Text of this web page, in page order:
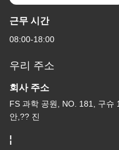
근무 시간
08:00-18:00
우리 주소
회사 주소
FS 과학 공원, NO. 181, 구슈
안,?? 진
¦